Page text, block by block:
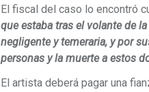
El fiscal del caso lo encontró
que estaba tras el volante de
negligente y temeraria, y por
personas y la muerte a estos
El artista deberá pagar una